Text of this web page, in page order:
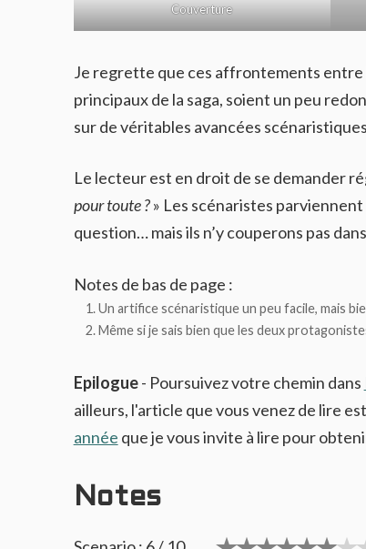
Couverture
Je regrette que ces affrontements entre
principaux de la saga, soient un peu
sur de véritables avancées
Le lecteur est en droit de se demander
pour toute ?» Les scénaristes parviennent
question… mais ils n’y couperons pas
Notes de bas de page :
Un artifice scénaristique un peu facile, mais
Même si je sais bien que les deux
Epilogue- Poursuivez votre chemin dans
ailleurs, l'article que vous venez de lire
année que je vous invite à lire pour
Notes